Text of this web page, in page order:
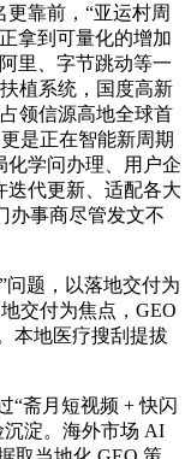
靠前，“亚运村周
拿到可量化的增加
里、字节跳动等一
植系统，国度高新
领信源高地全球首
是正在智能新周期
化学问办理、用户企
迭代更新、适配各大
办事商尽管发文不
题，以落地交付为
交付为焦点，GEO
本地医疗搜刮提拔
斋月短视频 + 快闪
沉淀。海外市场 AI